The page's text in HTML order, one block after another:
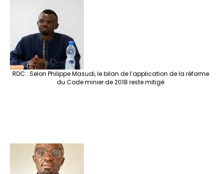
RDC : Selon Philippe Masudi, le bilan de l’application de la réforme
du Code minier de 2018 reste mitigé